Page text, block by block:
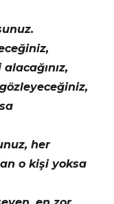
her
o kişi yoksa